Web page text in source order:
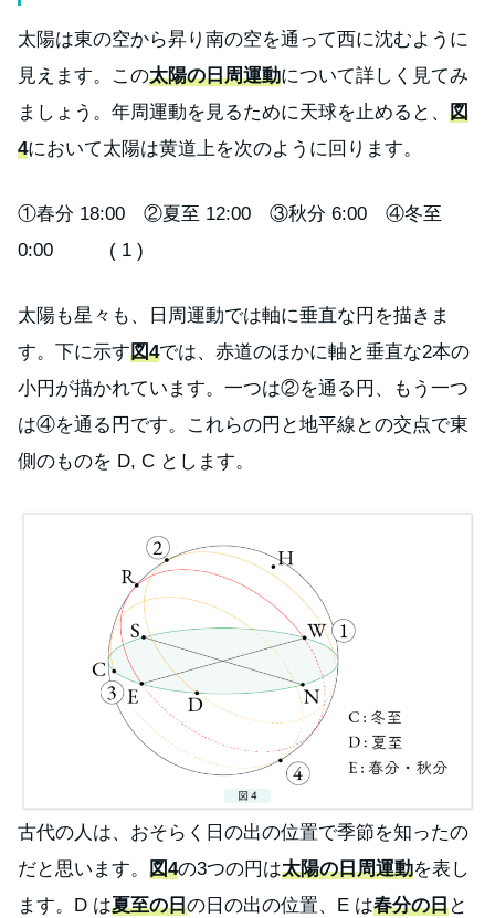
太陽は東の空から昇り南の空を通って西に沈むように
見えます。この太陽の日周運動について詳しく見てみ
ましょう。年周運動を見るために天球を止めると、 図
4において太陽は黄道上を次のように回ります。
①春分 18:00 ②夏至 12:00 ③秋分 6:00 ④冬至
0:00 ( 1 )
太陽も星々も、日周運動では軸に垂直な円を描きま
す。下に示す図4では、赤道のほかに軸と垂直な2本の
小円が描かれています。一つは②を通る円、もう一つ
は④を通る円です。これらの円と地平線との交点で東
側のものを D, C とします。
古代の人は、おそらく日の出の位置で季節を知ったの
だと思います。 図4の3つの円は太陽の日周運動を表し
ます。D は夏至の日の日の出の位置、E は春分の日と